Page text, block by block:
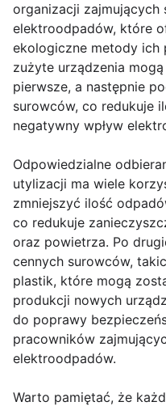
organizacji zajmujących
elektroodpadów, które
ekologiczne metody ich
zużyte urządzenia
pierwsze, a następnie
surowców, co redukuje
negatywny wpływ
Odpowiedzialne
utylizacji ma wiele
zmniejszyć ilość
co redukuje
oraz powietrza. Po
cennych surowców,
plastik, które mogą
produkcji nowych
do poprawy
pracowników
elektroodpadów.
Warto pamiętać, że